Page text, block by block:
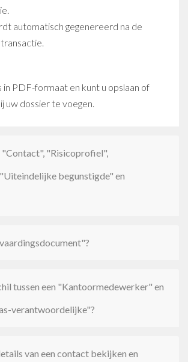
automatisch gegenereerd na de
in PDF-formaat en kunt u opslaan of
uw dossier te voegen.
"Risicoprofiel",
begunstigde" en
tussen een "Kantoormedewerker" en
verantwoordelijke"?
van een contact bekijken en